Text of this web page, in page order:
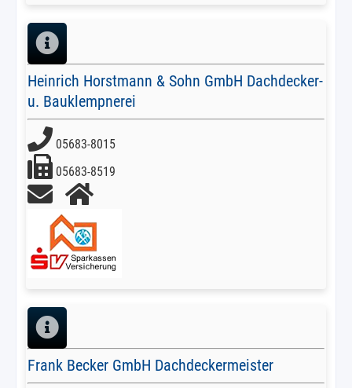
Heinrich Horstmann & Sohn GmbH Dachdecker-
u. Bauklempnerei
05683-8015
05683-8519
Frank Becker GmbH Dachdeckermeister